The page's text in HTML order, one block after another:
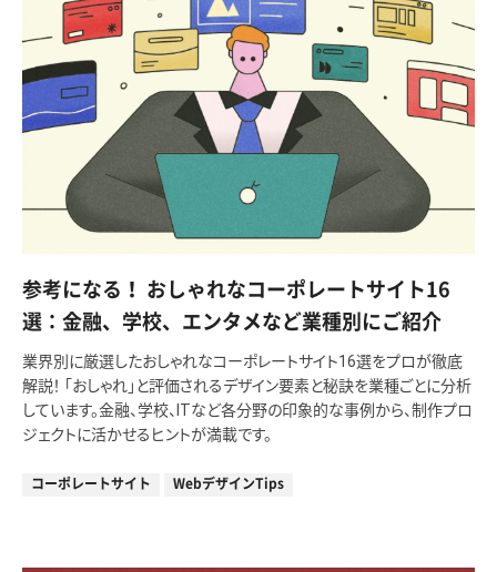
参考になる！ おしゃれなコーポレートサイト16
選：金融、学校、エンタメなど業種別にご紹介
業界別に厳選したおしゃれなコーポレートサイト16選をプロが徹底
解説！ 「おしゃれ」と評価されるデザイン要素と秘訣を業種ごとに分析
しています。金融、学校、ITなど各分野の印象的な事例から、制作プロ
ジェクトに活かせるヒントが満載です。
コーポレートサイト WebデザインTips